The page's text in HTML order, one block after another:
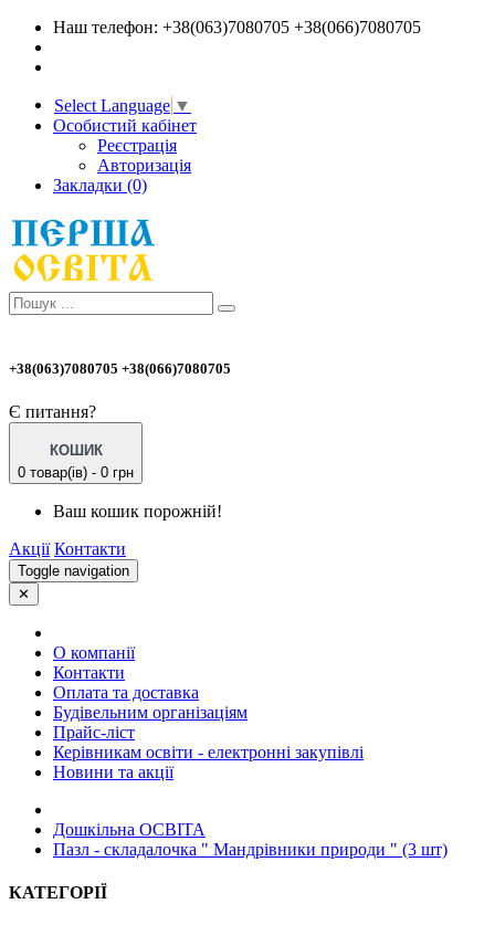
Наш телефон: +38(063)7080705 +38(066)7080705
Select Language ▼
Особистий кабінет
Реєстрація
Авторизація
Закладки (0)
+38(063)7080705 +38(066)7080705
Є питання?
КОШИК
0 товар(ів) - 0 грн
Ваш кошик порожній!
Акції Контакти
Toggle navigation
✕
О компанії
Контакти
Оплата та доставка
Будівельним організаціям
Прайс-ліст
Керівникам освіти - електронні закупівлі
Новини та акції
Дошкільна ОСВIТА
Пазл - складалочка " Мандрівники природи " (3 шт)
КАТЕГОРІЇ